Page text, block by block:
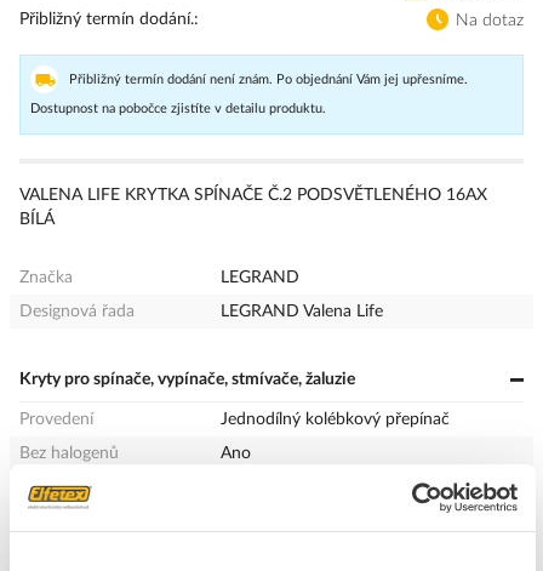
Přibližný termín dodání.
Na dotaz
Přibližný termín dodání není znám. Po objednání Vám jej upřesníme.
Dostupnost na pobočce zjistíte v detailu produktu.
VALENA LIFE KRYTKA SPÍNAČE Č.2 PODSVĚTLENÉHO 16AX
BÍLÁ
Značka
LEGRAND
Designová řada
LEGRAND Valena Life
Kryty pro spínače, vypínače, stmívače, žaluzie
Provedení
Jednodílný kolébkový přepínač
Bez halogenů
Ano
Použití